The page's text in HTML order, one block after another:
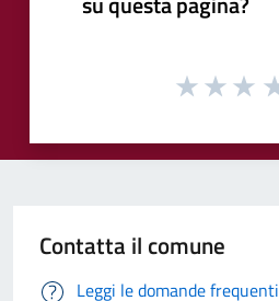
Contatta il comune
Leggi le domande frequenti